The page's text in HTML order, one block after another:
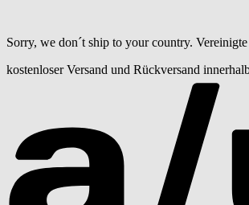
Sorry, we don´t ship to your country.
kostenloser Versand und Rückversand